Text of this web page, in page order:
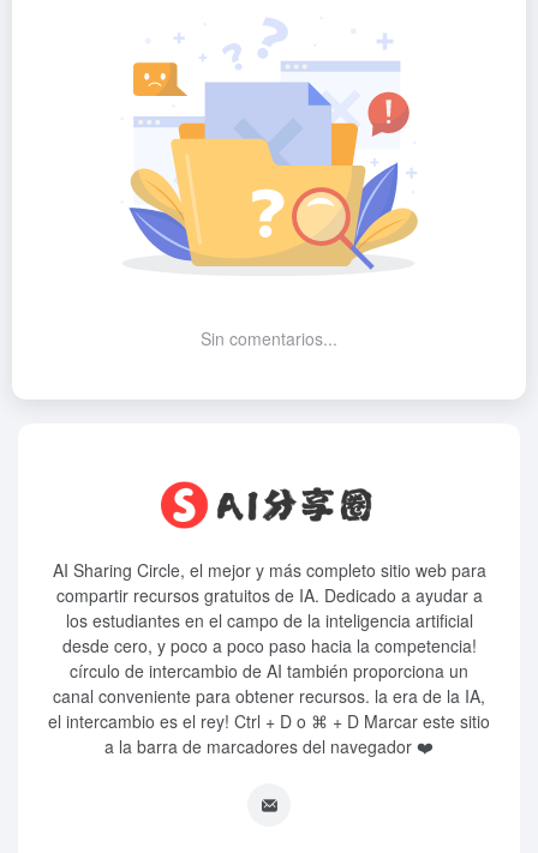
Sin comentarios...
AI Sharing Circle, el mejor y más completo sitio web para
compartir recursos gratuitos de IA. Dedicado a ayudar a
los estudiantes en el campo de la inteligencia artificial
desde cero, y poco a poco paso hacia la competencia!
círculo de intercambio de AI también proporciona un
canal conveniente para obtener recursos. la era de la IA,
el intercambio es el rey! Ctrl + D o ⌘ + D Marcar este sitio
a la barra de marcadores del navegador ❤️